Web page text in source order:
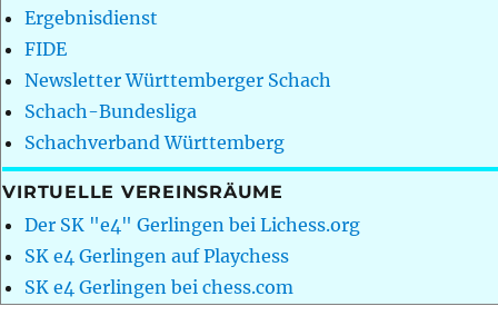
Ergebnisdienst
FIDE
Newsletter Württemberger Schach
Schach-Bundesliga
Schachverband Württemberg
VIRTUELLE VEREINSRÄUME
Der SK "e4" Gerlingen bei Lichess.org
SK e4 Gerlingen auf Playchess
SK e4 Gerlingen bei chess.com